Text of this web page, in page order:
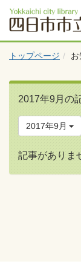
トップページ
2017年9月の
2017年9月
記事がありま